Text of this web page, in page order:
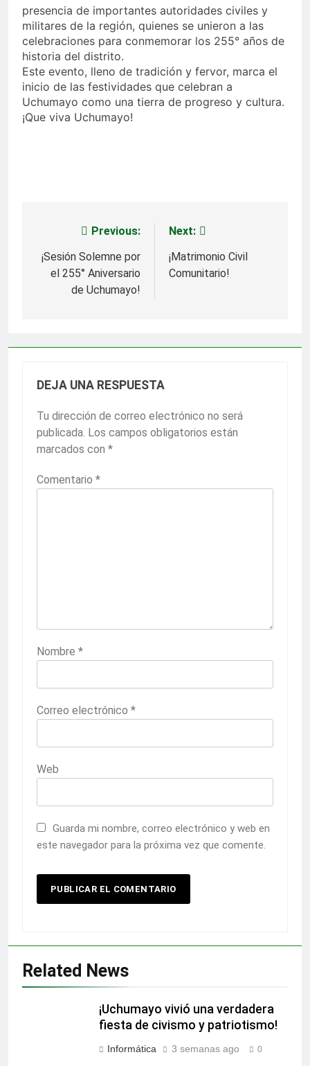
presencia de importantes autoridades civiles y
militares de la región, quienes se unieron a las
celebraciones para conmemorar los 255° años de
historia del distrito.
Este evento, lleno de tradición y fervor, marca el
inicio de las festividades que celebran a
Uchumayo como una tierra de progreso y cultura.
¡Que viva Uchumayo!
Navegación
de
entradas
Previous:
¡Sesión Solemne por
el 255° Aniversario
de Uchumayo!
Next:
¡Matrimonio Civil
Comunitario!
DEJA UNA RESPUESTA
Tu dirección de correo electrónico no será
publicada. Los campos obligatorios están
marcados con *
Comentario *
Nombre *
Correo electrónico *
Web
Guarda mi nombre, correo electrónico y web en
este navegador para la próxima vez que comente.
Related News
¡Uchumayo vivió una verdadera
fiesta de civismo y patriotismo!
Informática 3 semanas ago 0